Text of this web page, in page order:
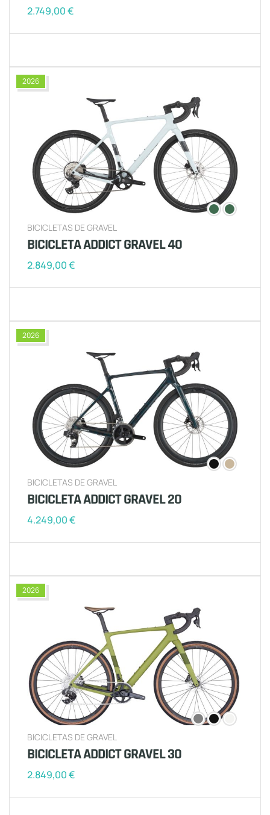
2.749,00€
2026
BICICLETAS DE GRAVEL
BICICLETA ADDICT GRAVEL 40
2.849,00€
2026
BICICLETAS DE GRAVEL
BICICLETA ADDICT GRAVEL 20
4.249,00€
2026
BICICLETAS DE GRAVEL
BICICLETA ADDICT GRAVEL 30
2.849,00€